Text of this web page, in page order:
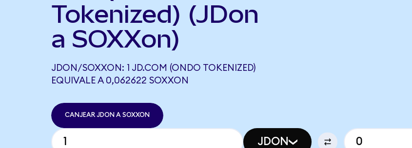
Tokenized) (JDon
a SOXXon)
JDON/SOXXON: 1 JD.COM (ONDO TOKENIZED)
EQUIVALE A 0,062622 SOXXON
CANJEAR JDON A SOXXON
JDON